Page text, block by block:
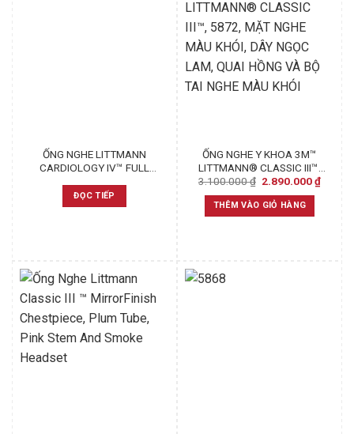
ỐNG NGHE LITTMANN
CARDIOLOGY IV™ FULL
ĐỌC TIẾP
ỐNG NGHE Y KHOA 3M™
LITTMANN® CLASSIC III™,
5872, MẶT NGHE MÀU
KHÓI, DÂY NGỌC LAM, QUAI
HỒNG VÀ BỘ TAI NGHE MÀU
3.100.000₫ Original
was:
3.100.000 ₫.
2.890.000₫
THÊM VÀO GIỎ HÀNG